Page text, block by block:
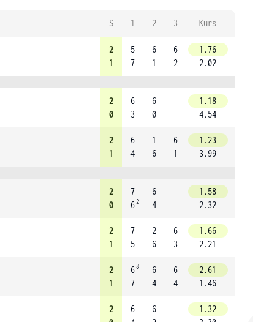
S 1 2 3 Kurs
2
1
5
7
6
1
6
2
1.76
2.02
2
0
6
3
6
0
1.18
4.54
2
1
6
4
1
6
6
1
1.23
3.99
2
0
7
62
6
4
1.58
2.32
2
1
7
5
2
6
6
3
1.66
2.21
2
1
68
7
6
4
6
4
2.61
1.46
2
6
6
1.32